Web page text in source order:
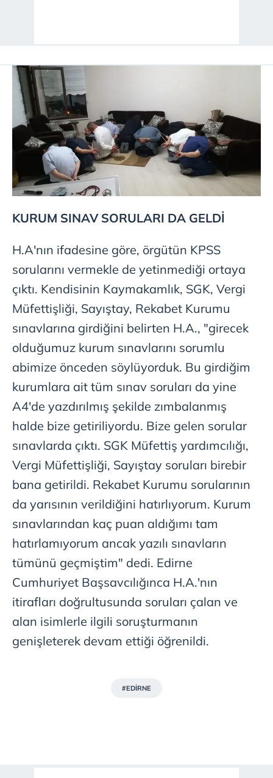
KURUM SINAV SORULARI DA GELDİ
H.A'nın ifadesine göre, örgütün KPSS
sorularını vermekle de yetinmediği ortaya
çıktı. Kendisinin Kaymakamlık, SGK, Vergi
Müfettişliği, Sayıştay, Rekabet Kurumu
sınavlarına girdiğini belirten H.A., "girecek
olduğumuz kurum sınavlarını sorumlu
abimize önceden söylüyorduk. Bu girdiğim
kurumlara ait tüm sınav soruları da yine
A4'de yazdırılmış şekilde zımbalanmış
halde bize getiriliyordu. Bize gelen sorular
sınavlarda çıktı. SGK Müfettiş yardımcılığı,
Vergi Müfettişliği, Sayıştay soruları birebir
bana getirildi. Rekabet Kurumu sorularının
da yarısının verildiğini hatırlıyorum. Kurum
sınavlarından kaç puan aldığımı tam
hatırlamıyorum ancak yazılı sınavların
tümünü geçmiştim" dedi. Edirne
Cumhuriyet Başsavcılığınca H.A.'nın
itirafları doğrultusunda soruları çalan ve
alan isimlerle ilgili soruşturmanın
genişleterek devam ettiği öğrenildi.
#EDİRNE